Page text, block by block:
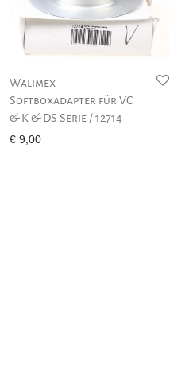
Walimex
Softboxadapter für VC
& K & DS Serie / 12714
€ 9,00